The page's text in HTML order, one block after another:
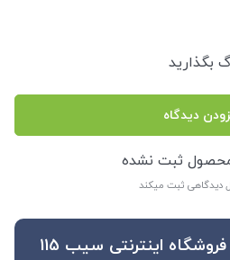
بگذارید
دیدگاه
محصول ثبت نشده
دیدگاهی ثبت میکند
اینترنتی سیب 115